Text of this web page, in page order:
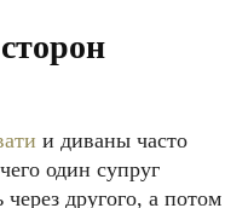
и диваны часто
один супруг
другого, а потом